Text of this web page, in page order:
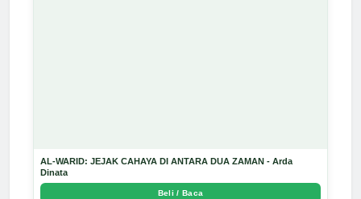
AL-WARID: JEJAK CAHAYA DI ANTARA DUA ZAMAN - Arda
Dinata
Beli / Baca